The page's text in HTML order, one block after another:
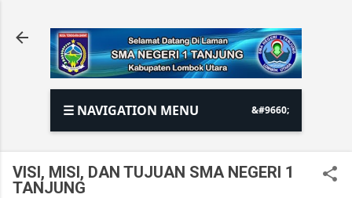
☰ NAVIGATION MENU
VISI, MISI, DAN TUJUAN SMA NEGERI 1
TANJUNG